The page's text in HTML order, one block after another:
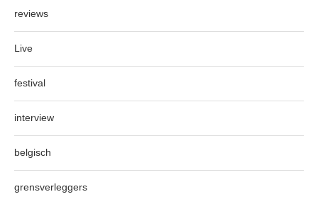
reviews
Live
festival
interview
belgisch
grensverleggers